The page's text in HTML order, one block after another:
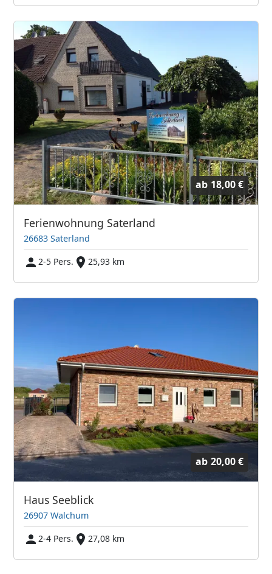
ab 18,00 €
Ferienwohnung Saterland
26683 Saterland
2-5 Pers.
25,93 km
ab 20,00 €
Haus Seeblick
26907 Walchum
2-4 Pers.
27,08 km